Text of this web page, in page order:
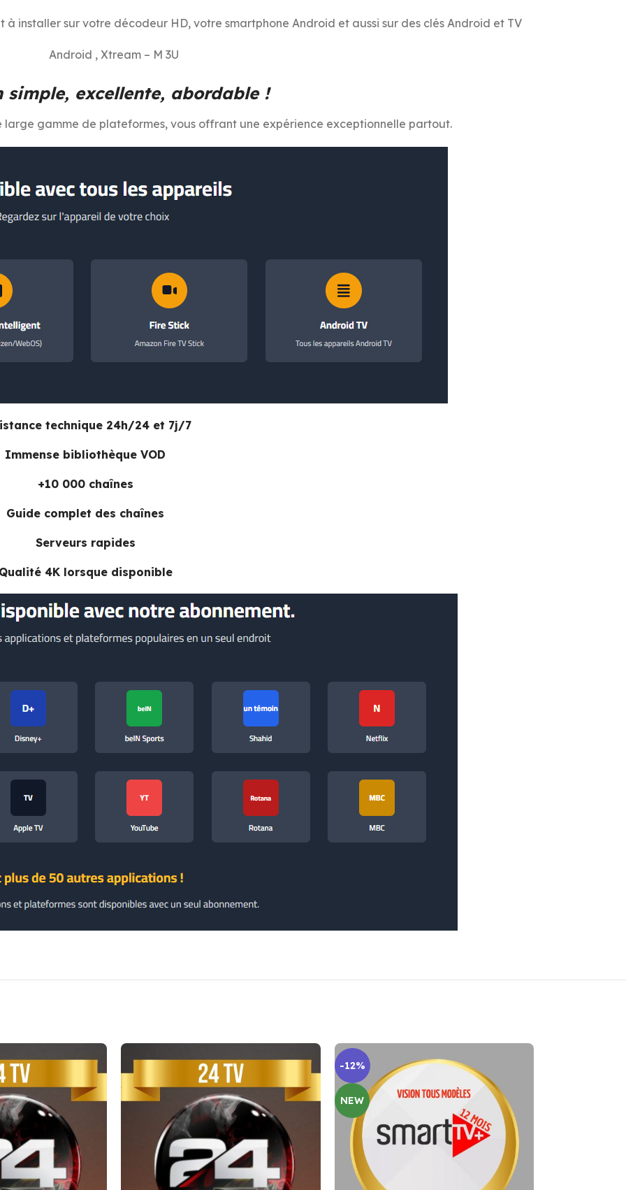
à installer sur votre décodeur HD, votre smartphone Android et aussi sur des clés Android et TV
Android , Xtream – M 3U
excellente, abordable !
gamme de plateformes, vous offrant une expérience exceptionnelle partout.
technique 24h/24 et 7j/7
Immense bibliothèque VOD
+10 000 chaînes
Guide complet des chaînes
Serveurs rapides
4K lorsque disponible
-12%
NEW